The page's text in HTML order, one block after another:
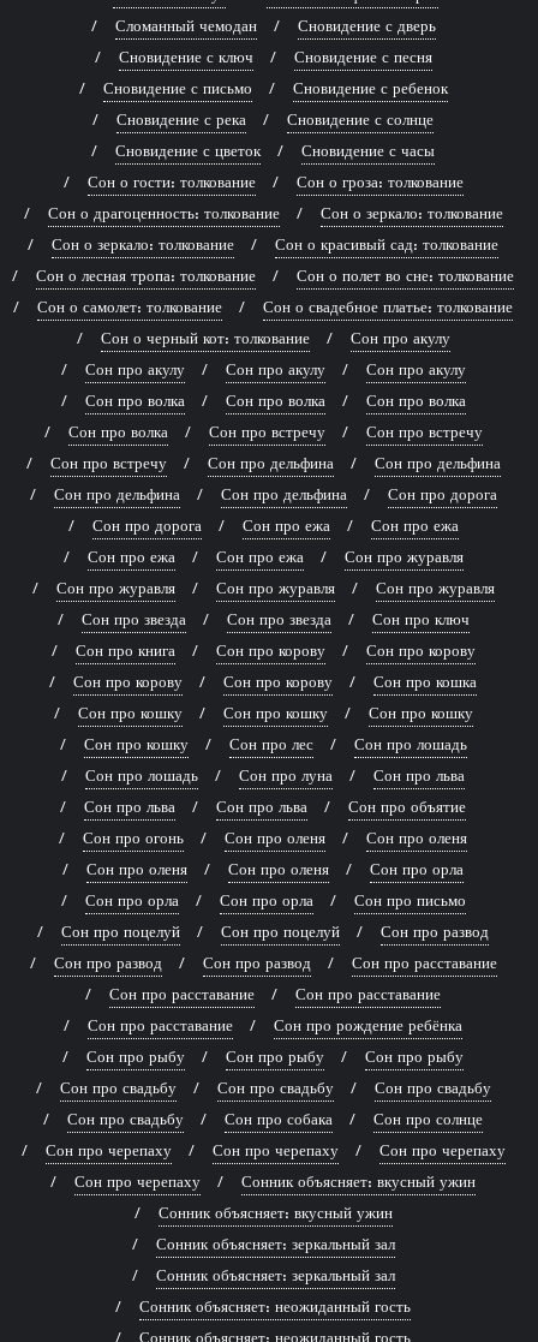
Сломанный чемодан
Сновидение с дверь
Сновидение с ключ
Сновидение с песня
Сновидение с письмо
Сновидение с ребенок
Сновидение с река
Сновидение с солнце
Сновидение с цветок
Сновидение с часы
Сон о гости: толкование
Сон о гроза: толкование
Сон о драгоценность: толкование
Сон о зеркало: толкование
Сон о зеркало: толкование
Сон о красивый сад: толкование
Сон о лесная тропа: толкование
Сон о полет во сне: толкование
Сон о самолет: толкование
Сон о свадебное платье: толкование
Сон о черный кот: толкование
Сон про акулу
Сон про акулу
Сон про акулу
Сон про акулу
Сон про волка
Сон про волка
Сон про волка
Сон про волка
Сон про встречу
Сон про встречу
Сон про встречу
Сон про дельфина
Сон про дельфина
Сон про дельфина
Сон про дельфина
Сон про дорога
Сон про дорога
Сон про ежа
Сон про ежа
Сон про ежа
Сон про ежа
Сон про журавля
Сон про журавля
Сон про журавля
Сон про журавля
Сон про звезда
Сон про звезда
Сон про ключ
Сон про книга
Сон про корову
Сон про корову
Сон про корову
Сон про корову
Сон про кошка
Сон про кошку
Сон про кошку
Сон про кошку
Сон про кошку
Сон про лес
Сон про лошадь
Сон про лошадь
Сон про луна
Сон про льва
Сон про льва
Сон про льва
Сон про объятие
Сон про огонь
Сон про оленя
Сон про оленя
Сон про оленя
Сон про оленя
Сон про орла
Сон про орла
Сон про орла
Сон про письмо
Сон про поцелуй
Сон про поцелуй
Сон про развод
Сон про развод
Сон про развод
Сон про расставание
Сон про расставание
Сон про расставание
Сон про расставание
Сон про рождение ребёнка
Сон про рыбу
Сон про рыбу
Сон про рыбу
Сон про свадьбу
Сон про свадьбу
Сон про свадьбу
Сон про свадьбу
Сон про собака
Сон про солнце
Сон про черепаху
Сон про черепаху
Сон про черепаху
Сон про черепаху
Сонник объясняет: вкусный ужин
Сонник объясняет: вкусный ужин
Сонник объясняет: зеркальный зал
Сонник объясняет: зеркальный зал
Сонник объясняет: неожиданный гость
Сонник объясняет: неожиданный гость